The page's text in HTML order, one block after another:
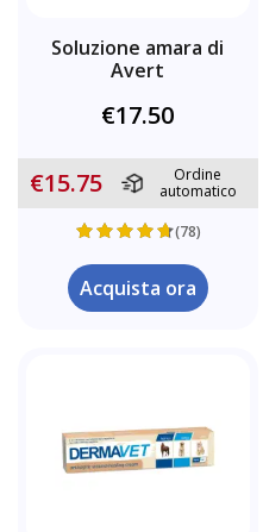
Soluzione amara di
Avert
€17.50
€15.75
Ordine
automatico
(78)
Acquista ora